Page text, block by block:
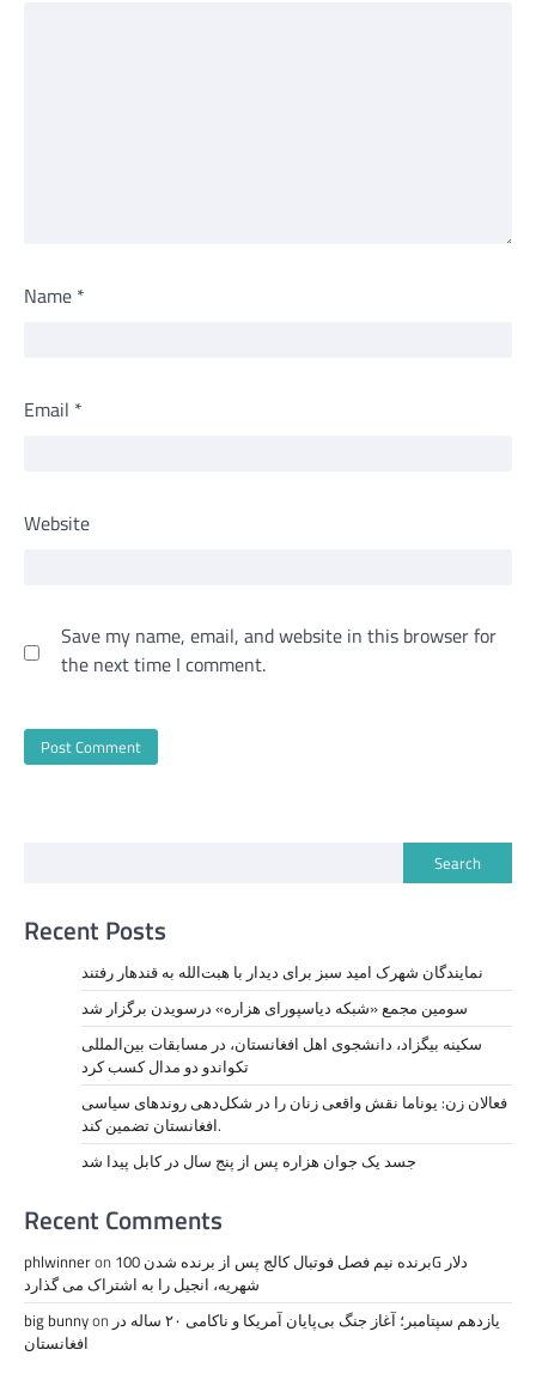
Name *
Email *
Website
Save my name, email, and website in this browser for
the next time I comment.
Search
Recent Posts
نمايندگان شهرک امید سبز برای دیدار با هبت‌الله به قندهار رفتند
سومین مجمع «شبکه دیاسپورای هزاره» درسویدن برگزار شد
سکینه بیگزاد، دانشجوی اهل افغانستان، در مسابقات بین‌المللی
تکواندو دو مدال کسب کرد
فعالان زن: یوناما نقش واقعی زنان را در شکل‌دهی روندهای سیاسی
افغانستان تضمین کند.
جسد یک جوان هزاره پس از پنج سال در کابل پیدا شد
Recent Comments
phlwinneron برنده نیم فصل فوتبال کالج پس از برنده شدن 100G دلار
شهریه، انجیل را به اشتراک می گذارد
big bunnyon یازدهم سپتامبر؛ آغاز جنگ بی‌پایان آمریکا و ناکامی ۲۰ ساله در
افغانستان